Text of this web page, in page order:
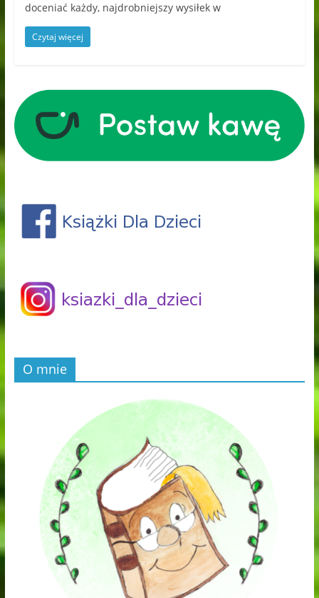
doceniać każdy, najdrobniejszy wysiłek w
Czytaj więcej
O mnie